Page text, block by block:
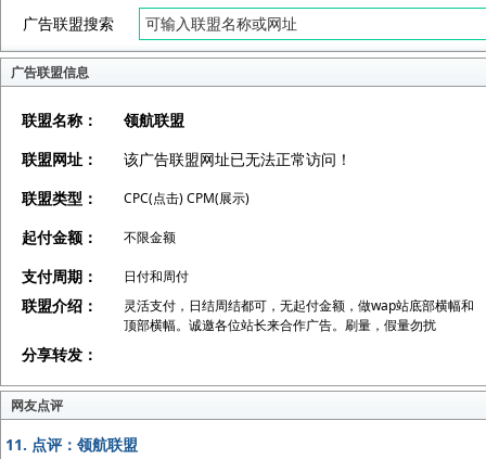
广告联盟搜索
广告联盟信息
联盟名称：
领航联盟
联盟网址：
该广告联盟网址已无法正常访问！
联盟类型：
CPC(点击) CPM(展示)
起付金额： 不限金额
支付周期： 日付和周付
联盟介绍：
灵活支付，日结周结都可，无起付金额，做wap站底部横幅和
顶部横幅。诚邀各位站长来合作广告。刷量，假量勿扰
分享转发：
网友点评
11. 点评：领航联盟